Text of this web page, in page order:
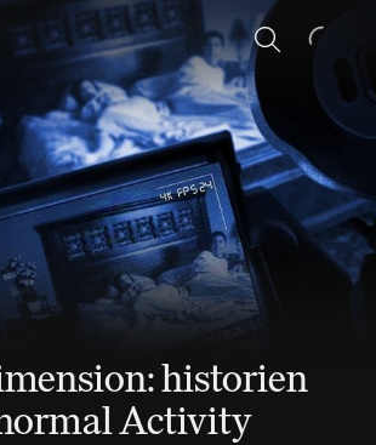
Sök
historien
Activity